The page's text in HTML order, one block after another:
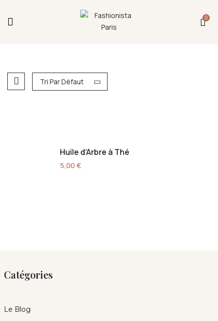
0
Tri Par Défaut
Huile d’Arbre à Thé
5,00€
Catégories
Le Blog
Fermeture annuelle du 17 juillet 16h au 12 août.
L'ajout au panier est indisponible et aucune
commande ni remise en main propre ne sera